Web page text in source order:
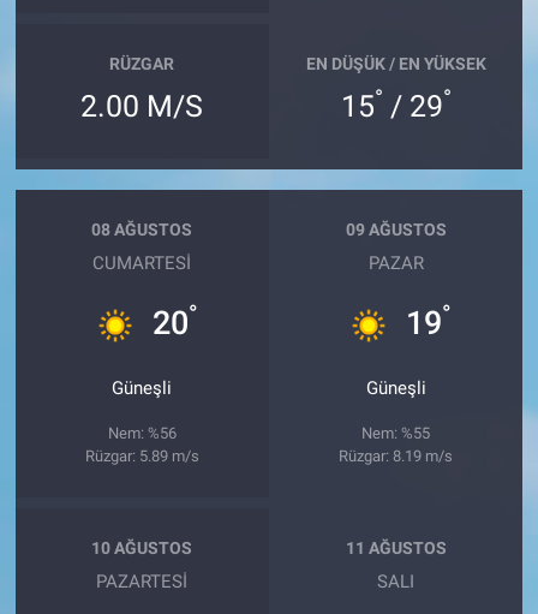
RÜZGAR
2.00 M/S
EN DÜŞÜK / EN YÜKSEK
15° / 29°
08 AĞUSTOS
CUMARTESI
20°
Güneşli
Nem: %56
Rüzgar: 5.89 m/s
09 AĞUSTOS
PAZAR
19°
Güneşli
Nem: %55
Rüzgar: 8.19 m/s
10 AĞUSTOS
PAZARTESI
11 AĞUSTOS
SALI